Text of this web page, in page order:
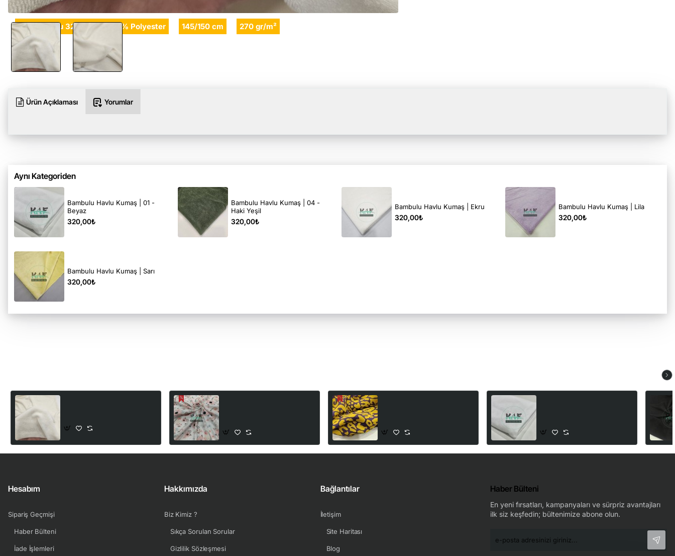
48% Bambu 32% Cotton 20% Polyester 145/150 cm 270 gr/m²
Ürün Açıklaması Yorumlar
Aynı Kategoriden
Bambulu Havlu Kumaş | 01 -
Beyaz
320,00₺
Bambulu Havlu Kumaş | 04 -
Haki Yeşil
320,00₺
Bambulu Havlu Kumaş | Ekru
320,00₺
Bambulu Havlu Kumaş | Lila
320,00₺
Bambulu Havlu Kumaş | Sarı
320,00₺
Hesabım
Sipariş Geçmişi
Haber Bülteni
İade İşlemleri
Hakkımızda
Biz Kimiz ?
Sıkça Sorulan Sorular
Gizlilik Sözleşmesi
Bağlantılar
İletişim
Site Haritası
Blog
Haber Bülteni
En yeni fırsatları, kampanyaları ve sürpriz avantajları
ilk siz keşfedin; bültenimize abone olun.
posta